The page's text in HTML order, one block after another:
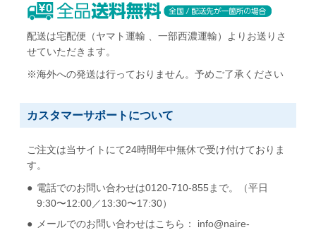
配送は宅配便（ヤマト運輸 、一部西濃運輸）よりお送りさ
せていただきます。
※海外への発送は行っておりません。予めご了承ください
カスタマーサポートについて
ご注文は当サイトにて24時間年中無休で受け付けておりま
す。
電話でのお問い合わせは0120-710-855まで。（平日
9:30〜12:00／13:30〜17:30）
メールでのお問い合わせはこちら： info@naire-